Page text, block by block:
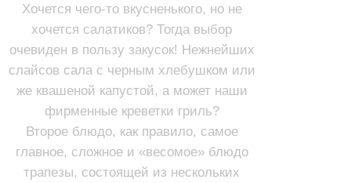
Хочется чего-то вкусненького, но не
хочется салатиков? Тогда выбор
очевиден в пользу закусок! Нежнейших
слайсов сала с черным хлебушком или
же квашеной капустой, а может наши
фирменные креветки гриль?
Второе блюдо, как правило, самое
главное, сложное и «весомое» блюдо
трапезы, состоящей из нескольких